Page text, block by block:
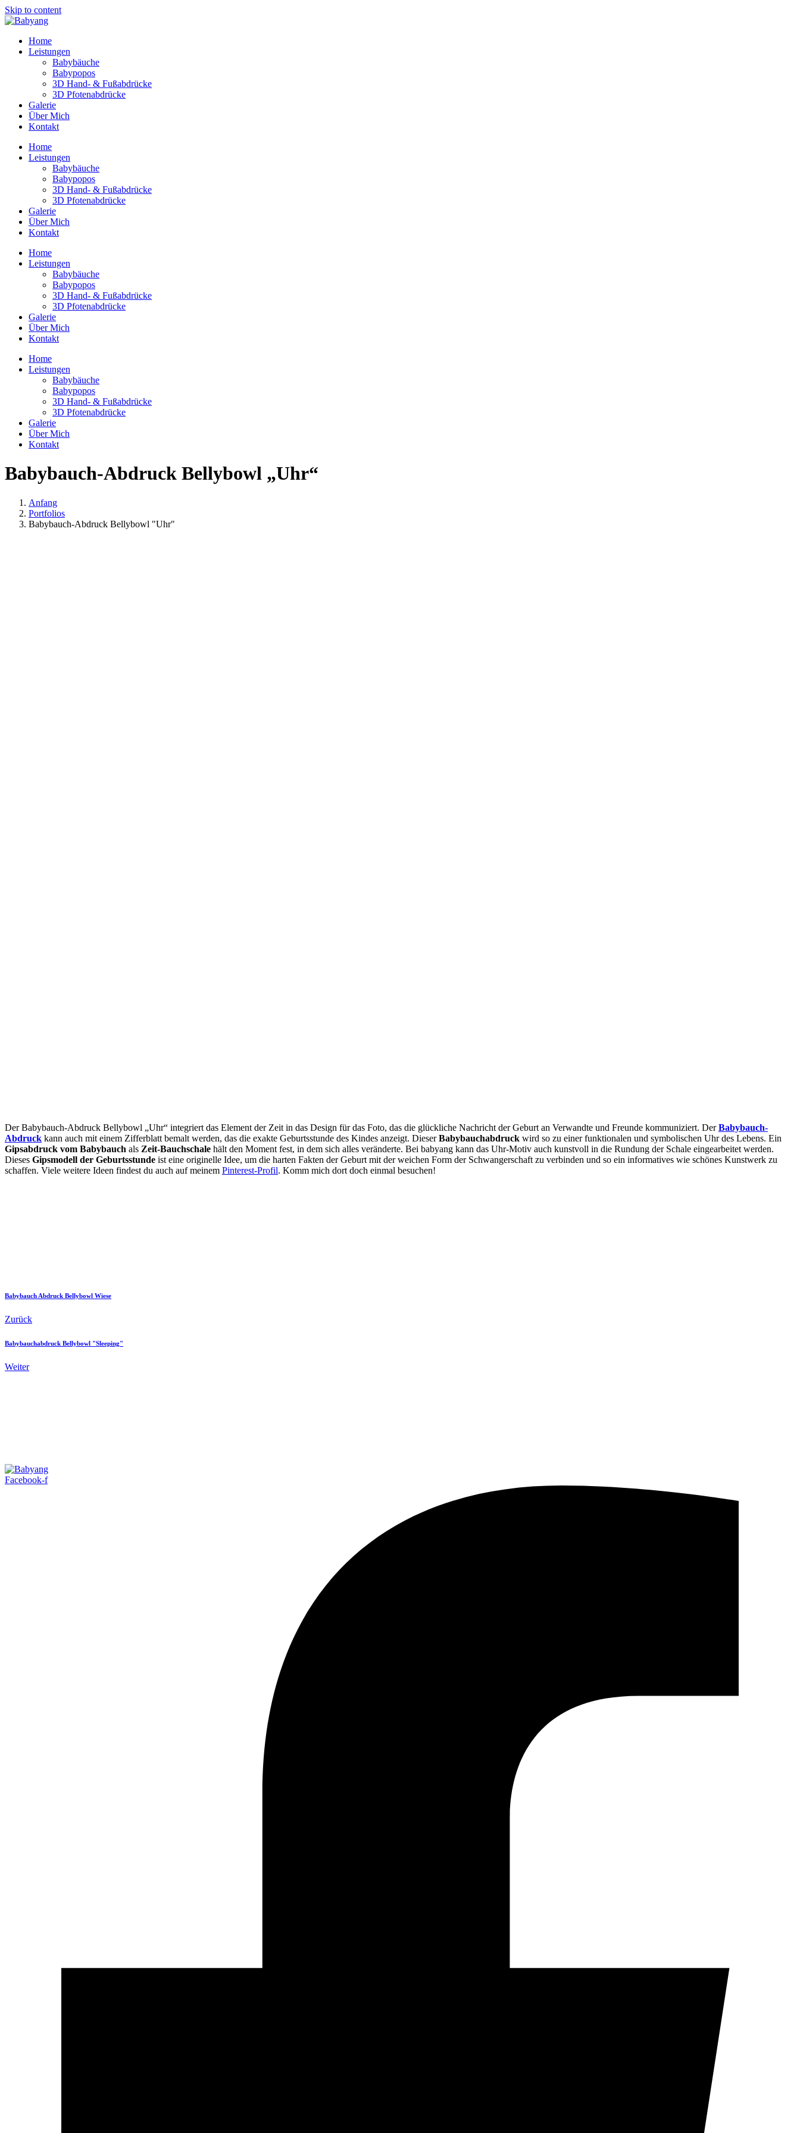
Skip to content
Home
Leistungen
Babybäuche
Babypopos
3D Hand- & Fußabdrücke
3D Pfotenabdrücke
Galerie
Über Mich
Kontakt
Home
Leistungen
Babybäuche
Babypopos
3D Hand- & Fußabdrücke
3D Pfotenabdrücke
Galerie
Über Mich
Kontakt
Home
Leistungen
Babybäuche
Babypopos
3D Hand- & Fußabdrücke
3D Pfotenabdrücke
Galerie
Über Mich
Kontakt
Home
Leistungen
Babybäuche
Babypopos
3D Hand- & Fußabdrücke
3D Pfotenabdrücke
Galerie
Über Mich
Kontakt
Babybauch-Abdruck Bellybowl „Uhr“
Anfang
Portfolios
Babybauch-Abdruck Bellybowl "Uhr"
Der Babybauch-Abdruck Bellybowl „Uhr“ integriert das Element der Zeit in das Design für das Foto, das die glückliche Nachricht der Geburt an Verwandte und Freunde kommuniziert. DerBabybauch-
Abdruck kann auch mit einem Zifferblatt bemalt werden, das die exakte Geburtsstunde des Kindes anzeigt. DieserBabybauchabdruck wird so zu einer funktionalen und symbolischen Uhr des Lebens. Ein
Gipsabdruck vom Babybauch als Zeit-Bauchschale hält den Moment fest, in dem sich alles veränderte. Bei babyang kann das Uhr-Motiv auch kunstvoll in die Rundung der Schale eingearbeitet werden.
Dieses Gipsmodell der Geburtsstunde ist eine originelle Idee, um die harten Fakten der Geburt mit der weichen Form der Schwangerschaft zu verbinden und so ein informatives wie schönes Kunstwerk zu
schaffen. Viele weitere Ideen findest du auch auf meinem Pinterest-Profil. Komm mich dort doch einmal besuchen!
Babybauch Abdruck Bellybowl Wiese
Zurück
Babybauchabdruck Bellybowl "Sleeping"
Weiter
Facebook-f